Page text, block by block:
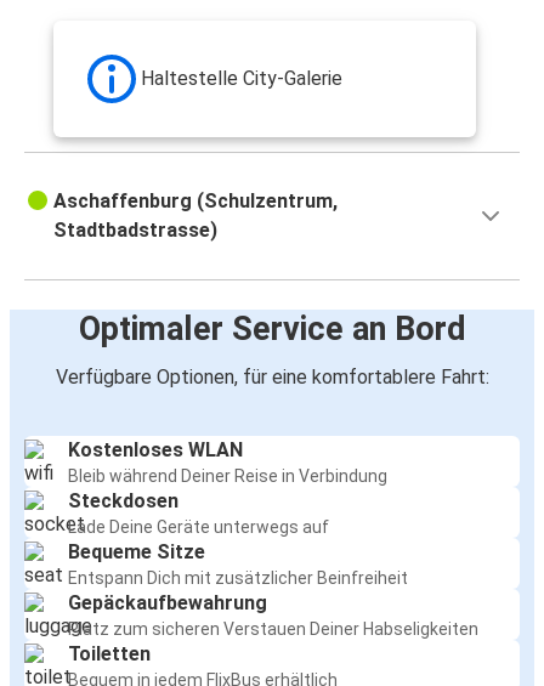
Haltestelle City-Galerie
Aschaffenburg (Schulzentrum,
Stadtbadstrasse)
Optimaler Service an Bord
Verfügbare Optionen, für eine komfortablere Fahrt:
Kostenloses WLAN
Bleib während Deiner Reise in Verbindung
Steckdosen
Lade Deine Geräte unterwegs auf
Bequeme Sitze
Entspann Dich mit zusätzlicher Beinfreiheit
Gepäckaufbewahrung
Platz zum sicheren Verstauen Deiner Habseligkeiten
Toiletten
Bequem in jedem FlixBus erhältlich